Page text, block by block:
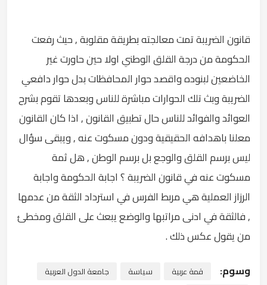
قانون الضريبة تمت معالجته بطريقة مقلوبة , حيث رفعت
الحكومة من درجة القلق الوطني اولا حين حاورت غير
الخاضعين لبنوده واقصد حوار المحافظات بدل حوار دافعي
الضريبة وبث تلك الحوارات مباشرة للناس وبعدها تقوم بشرح
العوائد والفوائد للناس حال تطبيق القانون , اذا كان القانون
معلنا باهدافه الحقيقية ودون مسكوت عنه , ويبقى سؤال
ليس برسم القلق والوجع بل برسم الوطن , هل ثمة
مسكوت عنه في قانون الضريبة ؟ اجابة الحكومة واجابة
الرزاز العملية هي مربط الفرس في استرداد الثقة من عدمها
, فالثقة في ادنى مراتبها والوضع يبعث على القلق ومخطئ
من يقول عكس ذلك .
وسوم: قمة عربية سياسة
جامعة الدول العربية